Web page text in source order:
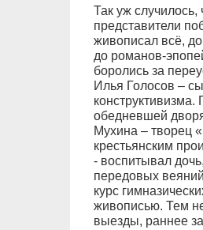
Так уж случилось,
представители
живописал всё, до
до романов-
боролись за
Илья Голосов –
обедневшей
Мухина – творец
крестьянским
- воспитывал
передовых
курс
живописью. Тем
выезды, раннее